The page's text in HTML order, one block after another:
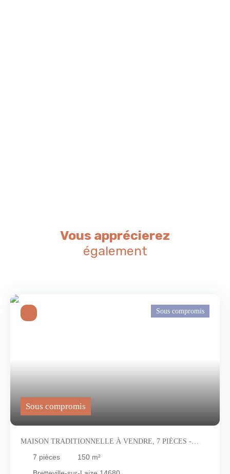
Vous apprécierez
également
Sous compromis
Sous compromis
MAISON TRADITIONNELLE À VENDRE, 7 PIÈCES -
7 pièces 150 m²